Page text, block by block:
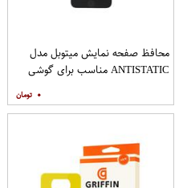
محافظ صفحه نمایش میتوبل مدل
ANTISTATIC مناسب برای گوشی
۰